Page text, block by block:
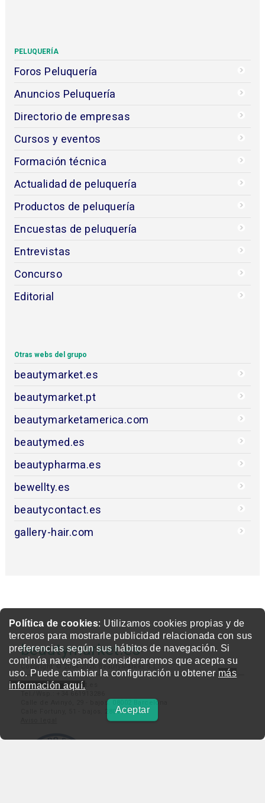
Política de cookies: Utilizamos cookies propias y de
terceros para mostrarle publicidad relacionada con sus
preferencias según sus hábitos de navegación. Si
continúa navegando consideraremos que acepta su
uso. Puede cambiar la configuración u obtener más
información aquí.
Aceptar
PELUQUERÍA
Foros Peluquería
Anuncios Peluquería
Directorio de empresas
Cursos y eventos
Formación técnica
Actualidad de peluquería
Productos de peluquería
Encuestas de peluquería
Entrevistas
Concurso
Editorial
Otras webs del grupo
beautymarket.es
beautymarket.pt
beautymarketamerica.com
beautymed.es
beautypharma.es
bewellty.es
beautycontact.es
gallery-hair.com
beautymarket.es
Copyright © 2004-2026 BeautyMarket S.L.
info@beautymarket.es
Calle de Avinyó, 29 - bajos. 08002 Barcelona
Calle Fortuny, 51 - bajos. 28010 Madrid